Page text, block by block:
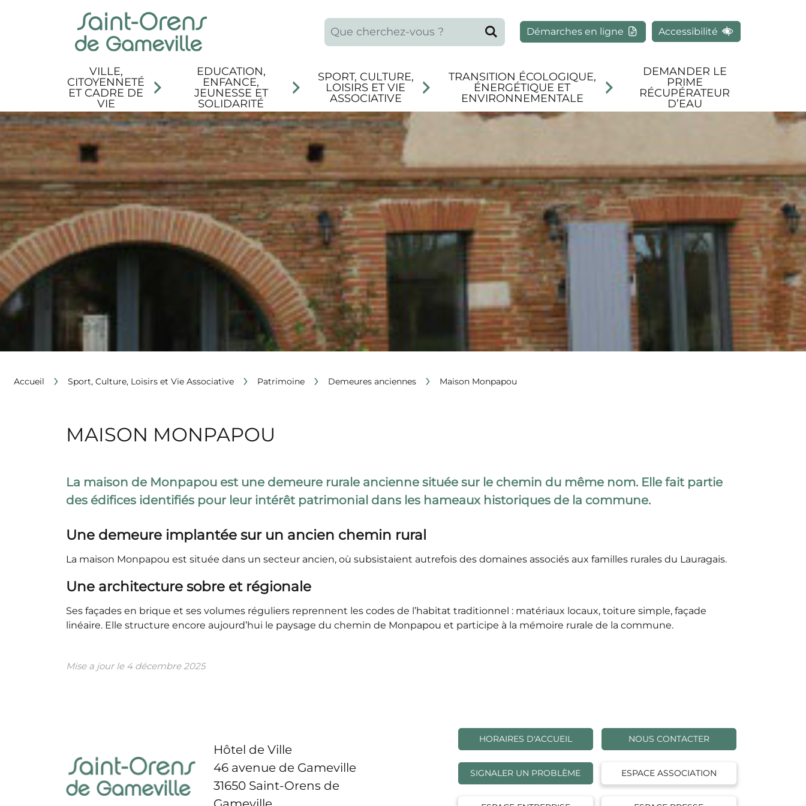
Que recherchez-vous ?
Rechercher
Démarches en ligne Accessibilité
VILLE,
CITOYENNETÉ
ET CADRE DE
VIE
EDUCATION,
ENFANCE,
JEUNESSE ET
SOLIDARITÉ
SPORT, CULTURE,
LOISIRS ET VIE
ASSOCIATIVE
TRANSITION ÉCOLOGIQUE,
ÉNERGÉTIQUE ET
ENVIRONNEMENTALE
DEMANDER LE
PRIME
RÉCUPÉRATEUR
D’EAU
Accueil › Sport, Culture, Loisirs et Vie Associative › Patrimoine › Demeures anciennes › Maison Monpapou
MAISON MONPAPOU
La maison de Monpapou est une demeure rurale ancienne située sur le chemin du même nom. Elle fait partie
des édifices identifiés pour leur intérêt patrimonial dans les hameaux historiques de la commune.
Une demeure implantée sur un ancien chemin rural
La maison Monpapou est située dans un secteur ancien, où subsistaient autrefois des domaines associés aux familles rurales du Lauragais.
Une architecture sobre et régionale
Ses façades en brique et ses volumes réguliers reprennent les codes de l’habitat traditionnel : matériaux locaux, toiture simple, façade
linéaire. Elle structure encore aujourd’hui le paysage du chemin de Monpapou et participe à la mémoire rurale de la commune.
Mise a jour le 4 décembre 2025
Hôtel de Ville
46 avenue de Gameville
31650 Saint-Orens de
HORAIRES D'ACCUEIL NOUS CONTACTER
SIGNALER UN PROBLÈME ESPACE ASSOCIATION